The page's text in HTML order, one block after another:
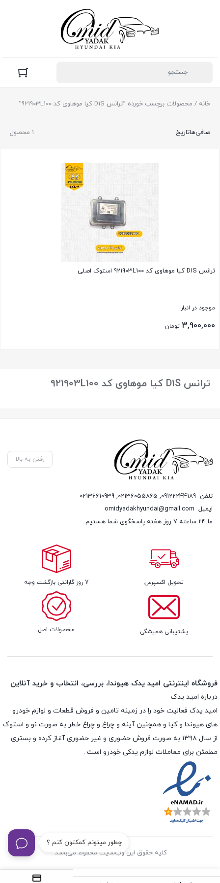
خانه / محصولات برچسب خورده “ترانس D1S کیا موهاوی کد 921903L100”
1 محصول صافی‌هاتاریخ
ترانس D1S کیا موهاوی کد 921903L100 استوک اصلی
موجود در انبار
3,900,000 تومان
ترانس D1S کیا موهاوی کد 921903L100
چطور میتونم کمکتون کنم ؟
رفتن به بالا
تلفن 09122244189
,
02136055865
,
02136610939
ایمیل omidyadakhyundai@gmail.com
ما 24 ساعته 7 روز هفته پاسخگوی شما هستیم.
تحویل اکسپرس 7 روز گارانتی بازگشت وجه
پشتیبانی همیشگی محصولات اصل
فروشگاه اینترنتی امید یدک هیوندا، بررسی، انتخاب و خرید آنلاین
درباره امید یدک
امید یدک فعالیت خود را در زمینه تامین و فروش قطعات و لوازم خودرو
های هیوندا و کیا و همچنین آینه و چراغ و چراغ خطر به صورت نو و استوک
از سال ۱۳۹۸ به صورت فروش حضوری و غیر حضوری آغاز کرده و بستری
مطمئن برای معاملات لوازم یدکی خودرو است .
کلیه حقوق این وب‌سایت محفوظ می‌باشد.